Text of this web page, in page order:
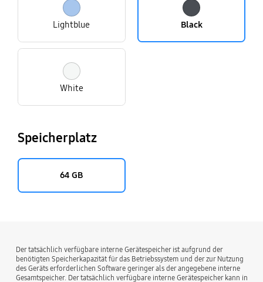
Lightblue Black
White
Speicherplatz
64 GB
Der tatsächlich verfügbare interne Gerätespeicher ist aufgrund der
benötigten Speicherkapazität für das Betriebssystem und der zur Nutzung
des Geräts erforderlichen Software geringer als der angegebene interne
Gesamtspeicher. Der tatsächlich verfügbare interne Gerätespeicher kann in